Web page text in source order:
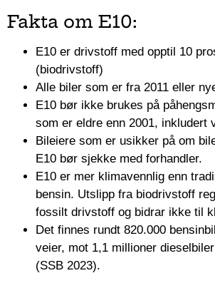
Fakta om E10:
E10 er drivstoff med opptil 10
(biodrivstoff)
Alle biler som er fra 2011 eller
E10 bør ikke brukes på
som er eldre enn 2001, inkludert
Bileiere som er usikker på om
E10 bør sjekke med forhandler.
E10 er mer klimavennlig enn
bensin. Utslipp fra biodrivstoff
fossilt drivstoff og bidrar ikke til
Det finnes rundt 820.000
veier, mot 1,1 millioner
(SSB 2023).